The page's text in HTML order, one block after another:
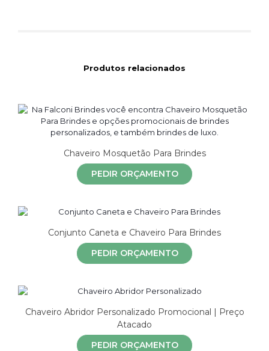
Produtos relacionados
Chaveiro Mosquetão Para Brindes
PEDIR ORÇAMENTO
Conjunto Caneta e Chaveiro Para Brindes
PEDIR ORÇAMENTO
Chaveiro Abridor Personalizado Promocional | Preço
Atacado
PEDIR ORÇAMENTO